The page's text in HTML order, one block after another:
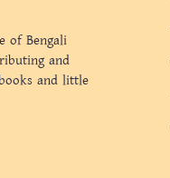
of Bengali
and
and little